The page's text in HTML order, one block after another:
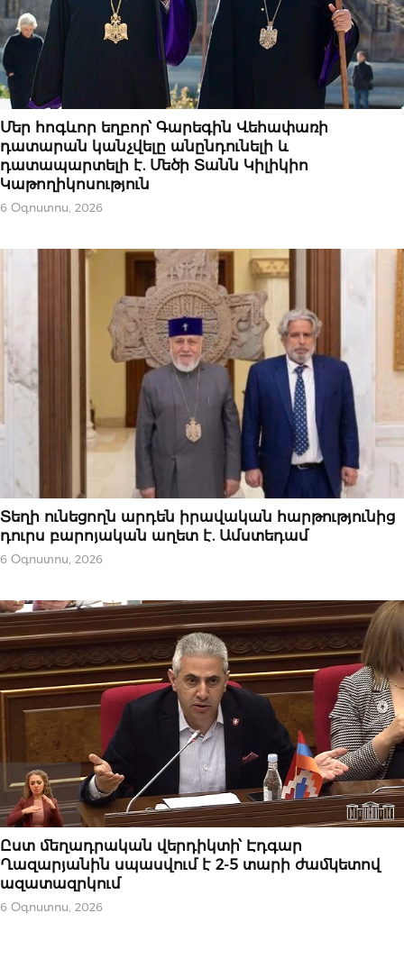
ԿԱՐԵՎՈՐԸ
Մեր հոգևոր եղբոր՝ Գարեգին Վեհափառի
դատարան կանչվելը անընդունելի և
դատապարտելի է. Մեծի Տանն Կիլիկիո
Կաթողիկոսություն
6 Օգոստոս, 2026
ԿԱՐԵՎՈՐԸ
Տեղի ունեցողն արդեն իրավական հարթությունից
դուրս բարոյական աղետ է. Ամստեդամ
6 Օգոստոս, 2026
ԿԱՐԵՎՈՐԸ
Ըստ մեղադրական վերդիկտի՝ Էդգար
Ղազարյանին սպասվում է 2-5 տարի ժամկետով
ազատազրկում
6 Օգոստոս, 2026